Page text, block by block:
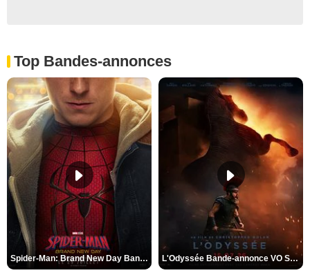
Top Bandes-annonces
Spider-Man: Brand New Day Bande-annonce VO STFR L'Odyssée Bande-annonce VO STFR